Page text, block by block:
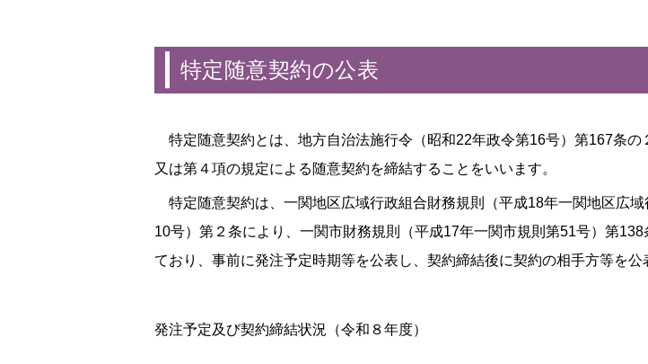
特定随意契約の公表
特定随意契約とは、地方自治法施行令（昭和22年政令第16号）第167条の
又は第４項の規定による随意契約を締結することをいいます。
特定随意契約は、一関地区広域行政組合財務規則（平成18年一関地区広域
10号）第２条により、一関市財務規則（平成17年一関市規則第51号）第138
ており、事前に発注予定時期等を公表し、契約締結後に契約の相手方等を公
発注予定及び契約締結状況（令和８年度）